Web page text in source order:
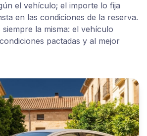
el vehículo; el importe lo fija
en las condiciones de la reserva.
siempre la misma: el vehículo
pactadas y al mejor